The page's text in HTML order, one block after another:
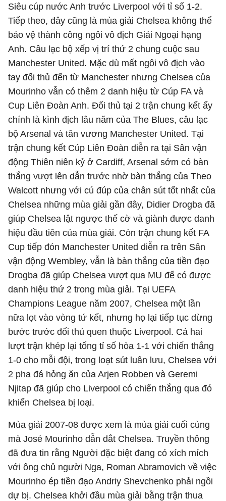
Siêu cúp nước Anh trước Liverpool với tỉ số 1-2.
Tiếp theo, đây cũng là mùa giải Chelsea không thể
bảo vệ thành công ngôi vô địch Giải Ngoại hạng
Anh. Câu lạc bộ xếp vị trí thứ 2 chung cuộc sau
Manchester United. Mặc dù mất ngôi vô địch vào
tay đối thủ đến từ Manchester nhưng Chelsea của
Mourinho vẫn có thêm 2 danh hiệu từ Cúp FA và
Cup Liên Đoàn Anh. Đối thủ tại 2 trận chung kết ấy
chính là kình địch lâu năm của The Blues, câu lạc
bộ Arsenal và tân vương Manchester United. Tại
trận chung kết Cúp Liên Đoàn diễn ra tại Sân vận
động Thiên niên kỷ ở Cardiff, Arsenal sớm có bàn
thắng vượt lên dẫn trước nhờ bàn thắng của Theo
Walcott nhưng với cú đúp của chân sút tốt nhất của
Chelsea những mùa giải gần đây, Didier Drogba đã
giúp Chelsea lật ngược thế cờ và giành được danh
hiệu đầu tiên của mùa giải. Còn trận chung kết FA
Cup tiếp đón Manchester United diễn ra trên Sân
vận động Wembley, vẫn là bàn thắng của tiền đạo
Drogba đã giúp Chelsea vượt qua MU để có được
danh hiệu thứ 2 trong mùa giải. Tại UEFA
Champions League năm 2007, Chelsea một lần
nữa lọt vào vòng tứ kết, nhưng họ lại tiếp tục dừng
bước trước đối thủ quen thuộc Liverpool. Cả hai
lượt trận khép lại tổng tỉ số hòa 1-1 với chiến thắng
1-0 cho mỗi đội, trong loạt sút luân lưu, Chelsea với
2 pha đá hỏng ăn của Arjen Robben và Geremi
Njitap đã giúp cho Liverpool có chiến thắng qua đó
khiến Chelsea bị loại.
Mùa giải 2007-08 được xem là mùa giải cuối cùng
mà José Mourinho dẫn dắt Chelsea. Truyền thông
đã đưa tin rằng Người đặc biệt đang có xích mích
với ông chủ người Nga, Roman Abramovich về việc
Mourinho ép tiền đạo Andriy Shevchenko phải ngồi
dự bị. Chelsea khởi đầu mùa giải bằng trận thua